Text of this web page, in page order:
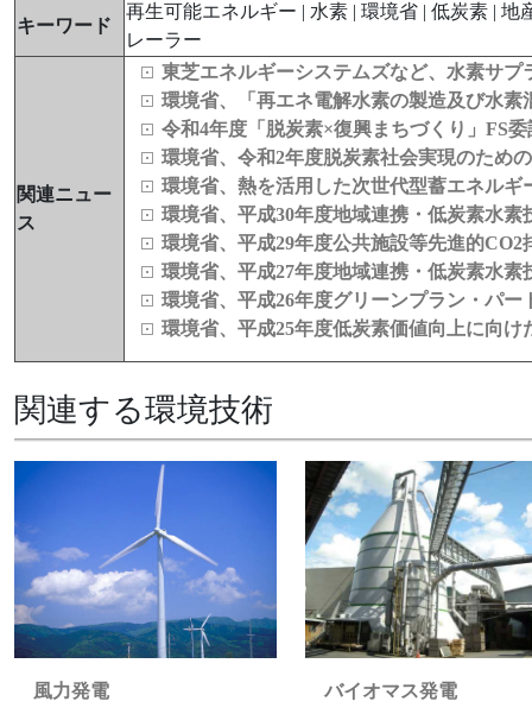
キーワード
再生可能エネルギー | 水素 | 環境省 | 低炭素 |
レーラー
関連ニュー
ス
東芝エネルギーシステムズなど、水素サ
環境省、「再エネ電解水素の製造及び水
令和4年度「脱炭素×復興まちづくり」FS
環境省、令和2年度脱炭素社会実現のため
環境省、熱を活用した次世代型蓄エネル
環境省、平成30年度地域連携・低炭素水素
環境省、平成29年度公共施設等先進的
環境省、平成27年度地域連携・低炭素水
環境省、平成26年度グリーンプラン・パ
環境省、平成25年度低炭素価値向上に向
関連する環境技術
風力発電 バイオマス発電